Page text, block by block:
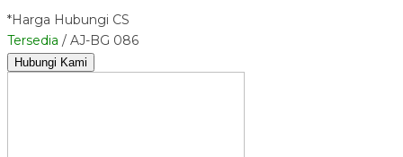
*Harga Hubungi CS
Tersedia / AJ-BG 086
Hubungi Kami